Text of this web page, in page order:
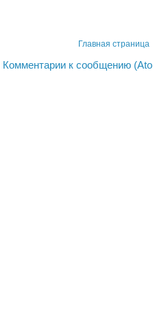
Главная страница
Комментарии к сообщению